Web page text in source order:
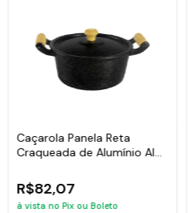
Caçarola Panela Reta
Craqueada de Alumínio Alça
R$82,07
à vista no Pix ou Boleto